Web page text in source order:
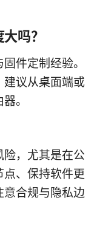
吗？
件定制经验。
建议从桌面端或
。
，尤其是在公
、保持软件更
意合规与隐私边